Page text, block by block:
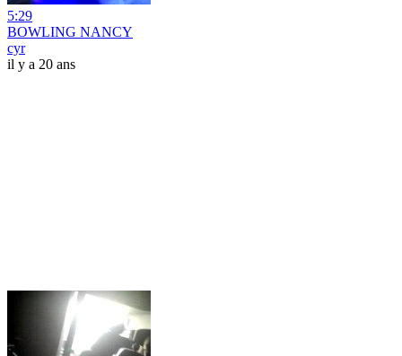
5:29
BOWLING NANCY
cyr
il y a 20 ans